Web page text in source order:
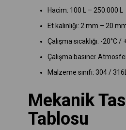
Hacim: 100 L – 250.000 L
Et kalınlığı: 2 mm – 20
Çalışma sıcaklığı: -20°C /
Çalışma basıncı:
Malzeme sınıfı: 304 /
Mekanik
Tablosu